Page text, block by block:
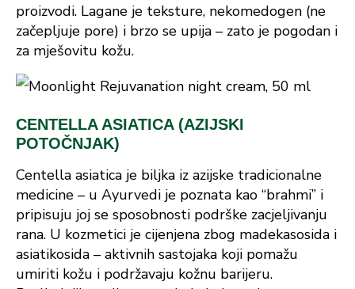
proizvodi. Lagane je teksture, nekomedogen (ne
začepljuje pore) i brzo se upija – zato je pogodan i
za mješovitu kožu.
CENTELLA ASIATICA (AZIJSKI
POTOČNJAK)
Centella asiatica je biljka iz azijske tradicionalne
medicine – u Ayurvedi je poznata kao “brahmi” i
pripisuju joj se sposobnosti podrške zacjeljivanju
rana. U kozmetici je cijenjena zbog madekasosida i
asiatikosida – aktivnih sastojaka koji pomažu
umiriti kožu i podržavaju kožnu barijeru.